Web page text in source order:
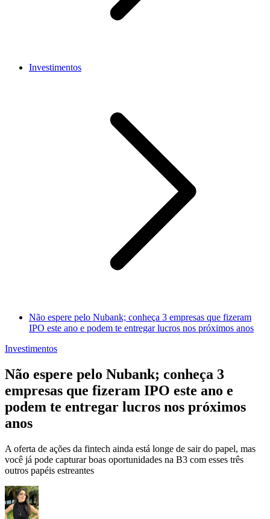
Investimentos
Não espere pelo Nubank; conheça 3 empresas que fizeram
IPO este ano e podem te entregar lucros nos próximos anos
Investimentos
Não espere pelo Nubank; conheça 3
empresas que fizeram IPO este ano e
podem te entregar lucros nos próximos
anos
A oferta de ações da fintech ainda está longe de sair do papel, mas
você já pode capturar boas oportunidades na B3 com esses três
outros papéis estreantes